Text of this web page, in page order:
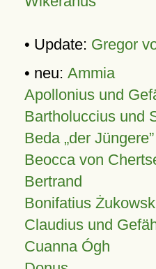
• Update: Gregor
• neu: Ammia
Apollonius und
Bartholuccius und
Beda „der Jüngere”
Beocca von
Bertrand
Bonifatius
Claudius und
Cuanna Ógh